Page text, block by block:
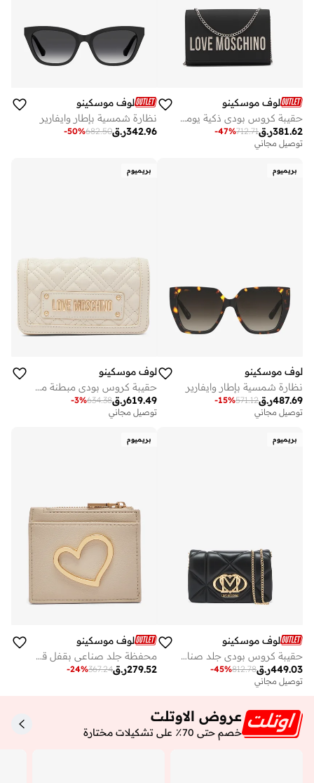
لوف موسكينو
حقيبة كروس بودي ذكية يومية من البولي يوريثان
ر.ق381.62
712.71
-47%
توصيل مجاني
لوف موسكينو
نظارة شمسية بإطار وايفارير
ر.ق342.96
682.50
-50%
بريميوم
لوف موسكينو
نظارة شمسية بإطار وايفارير
ر.ق487.69
571.12
-15%
توصيل مجاني
بريميوم
لوف موسكينو
حقيبة كروس بودي مبطنة من البولي يوريثان
ر.ق619.49
634.38
-3%
توصيل مجاني
بريميوم
لوف موسكينو
حقيبة كروس بودي جلد صناعي للاستخدام اليومي
ر.ق449.03
812.78
-45%
توصيل مجاني
بريميوم
لوف موسكينو
محفظة جلد صناعي بقفل قلب
ر.ق279.52
367.24
-24%
عروض الاوتلت
خصم حتى 70٪ على تشكيلات مختارة